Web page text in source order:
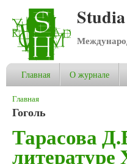
Главная О журнале
Вы здесь
Главная
Гоголь
Тарасова
литературе